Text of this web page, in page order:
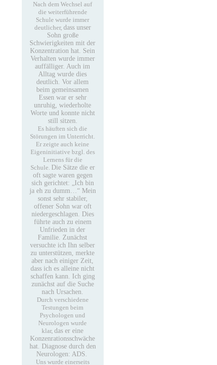
Nach dem Wechsel auf
die weiterführende
Schule wurde immer
deutlicher, dass unser
Sohn große
Schwierigkeiten mit der
Konzentration hat. Sein
Verhalten wurde immer
auffälliger. Auch im
Alltag wurde dies
deutlich.Vor allem
beim gemeinsamen
Essen war er sehr
unruhig, wiederholte
Worte und konnte nicht
still sitzen.
Es häuften sich die
Störungen im Unterricht.
Er zeigte auch keine
Eigeninitiative bzgl. des
Lernens für die
Schule. Die Sätze die er
oft sagte waren gegen
sich gerichtet: „Ich bin
ja eh zu dumm…“ Mein
sonst sehr stabiler,
offener Sohn war oft
niedergeschlagen. Dies
führte auch zu einem
Unfrieden in der
Familie.Zunächst
versuchte ich Ihn selber
zu unterstützen, merkte
aber nach einiger Zeit,
dass ich es alleine nicht
schaffen kann. Ich ging
zunächst auf die Suche
nach Ursachen.
Durch verschiedene
Testungen beim
Psychologen und
Neurologen wurde
klar,das er eine
Konzenrationsschwäche
hat. Diagnose durch den
Neurologen: ADS.
Uns wurde einerseits